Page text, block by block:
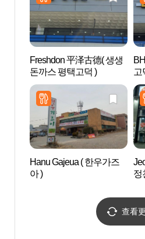
Freshdon 平泽古德( 생생
돈까스 평택고덕 )
고
Hanu Gajeua ( 한우가즈
아 )
정
查看